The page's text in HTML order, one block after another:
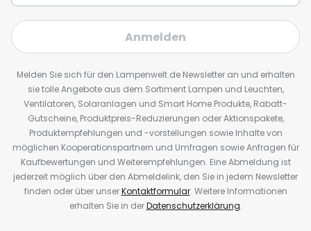
Anmelden
Melden Sie sich für den Lampenwelt.de Newsletter an und erhalten
sie tolle Angebote aus dem Sortiment Lampen und Leuchten,
Ventilatoren, Solaranlagen und Smart Home Produkte, Rabatt-
Gutscheine, Produktpreis-Reduzierungen oder Aktionspakete,
Produktempfehlungen und -vorstellungen sowie Inhalte von
möglichen Kooperationspartnern und Umfragen sowie Anfragen für
Kaufbewertungen und Weiterempfehlungen. Eine Abmeldung ist
jederzeit möglich über den Abmeldelink, den Sie in jedem Newsletter
finden oder über unserKontaktformular. Weitere Informationen
erhalten Sie in derDatenschutzerklärung.